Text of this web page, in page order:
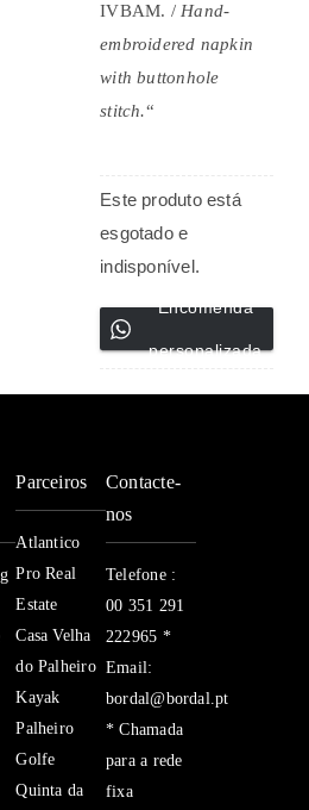
IVBAM. /Hand-
embroidered napkin
with buttonhole
stitch.“
Este produto está
esgotado e
indisponível.
Encomenda
personalizada
Parceiros
Atlantico
Pro Real
Estate
Casa Velha
do Palheiro
Kayak
Palheiro
Golfe
Quinta da
Contacte-
nos
Telefone :
00 351 291
222965 *
Email:
bordal@bordal.pt
* Chamada
para a rede
fixa